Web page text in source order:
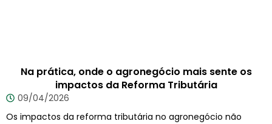
Na prática, onde o agronegócio mais sente os
impactos da Reforma Tributária
09/04/2026
Os impactos da reforma tributária no agronegócio não